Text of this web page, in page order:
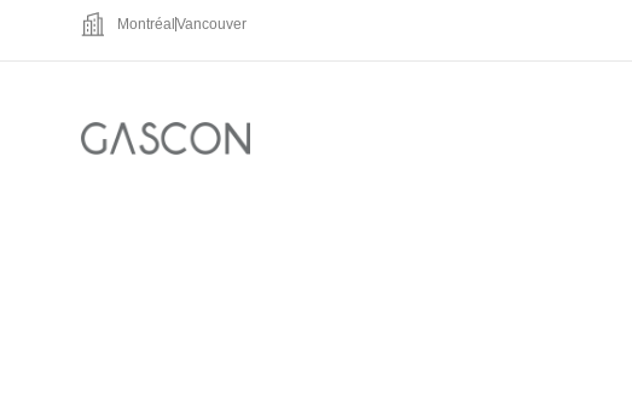
Montréal Vancouver